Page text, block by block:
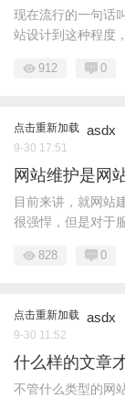
现在流行的一句话
站设计到这种程度
912 0
点击重新加载 asdx
9-30 17:51
网站维护是网
目前来讲，就网站
很强悍，但是对于
828 0
点击重新加载 asdx
9-30 11:52
什么样的文章
不管什么类型的网